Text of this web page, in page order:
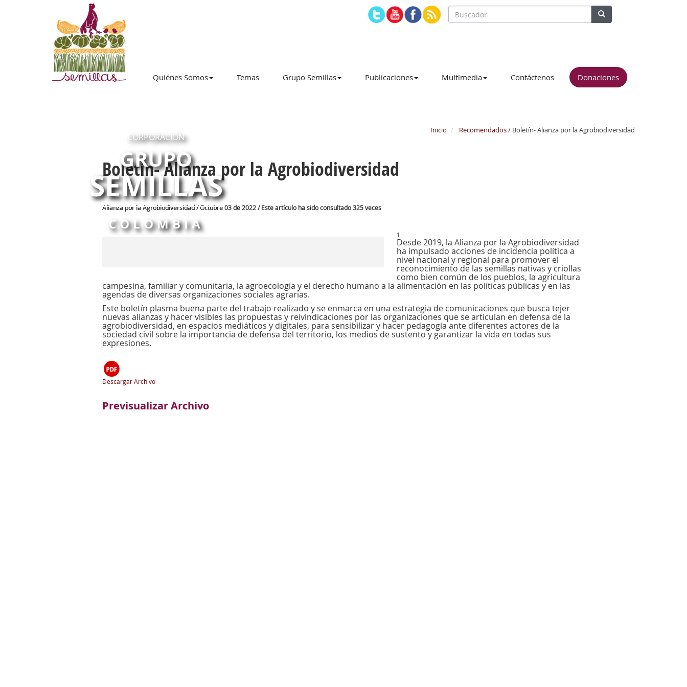
Quiénes Somos Temas Grupo Semillas Publicaciones Multimedia Contáctenos Donaciones
CORPORACIÓN
GRUPO
SEMILLAS
COLOMBIA
Inicio Recomendados/ Boletín- Alianza por la Agrobiodiversidad
Boletín- Alianza por la Agrobiodiversidad
Alianza por la Agrobiodiversidad / Octubre 03 de 2022 / Este artículo ha sido consultado 325 veces
1
Desde 2019, la Alianza por la Agrobiodiversidad
ha impulsado acciones de incidencia política a
nivel nacional y regional para promover el
reconocimiento de las semillas nativas y criollas
como bien común de los pueblos, la agricultura
campesina, familiar y comunitaria, la agroecología y el derecho humano a la alimentación en las políticas públicas y en las
agendas de diversas organizaciones sociales agrarias.
Este boletín plasma buena parte del trabajo realizado y se enmarca en una estrategia de comunicaciones que busca tejer
nuevas alianzas y hacer visibles las propuestas y reivindicaciones por las organizaciones que se articulan en defensa de la
agrobiodiversidad, en espacios mediáticos y digitales, para sensibilizar y hacer pedagogía ante diferentes actores de la
sociedad civil sobre la importancia de defensa del territorio, los medios de sustento y garantizar la vida en todas sus
expresiones.
Descargar Archivo
Previsualizar Archivo